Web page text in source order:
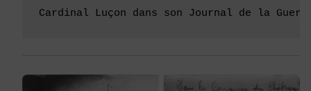
Cardinal Luçon dans son Journal de la